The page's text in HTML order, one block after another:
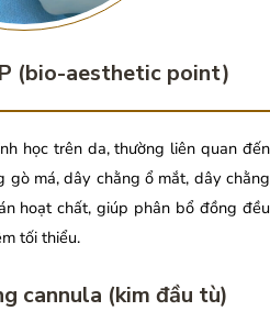
(bio-aesthetic point)
học trên da, thường liên quan đến
má, dây chằng ổ mắt, dây chằng
hoạt chất, giúp phân bổ đồng đều
tối thiểu.
cannula (kim đầu tù)